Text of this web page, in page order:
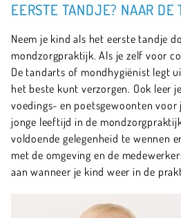
EERSTE TANDJE? NAAR DE
Neem je kind als het eerste tandje
mondzorgpraktijk. Als je zelf voor
De tandarts of mondhygiënist legt
het beste kunt verzorgen. Ook leer
voedings- en poetsgewoonten voor
jonge leeftijd in de
voldoende gelegenheid te wennen
met de omgeving en de
aan wanneer je kind weer in de